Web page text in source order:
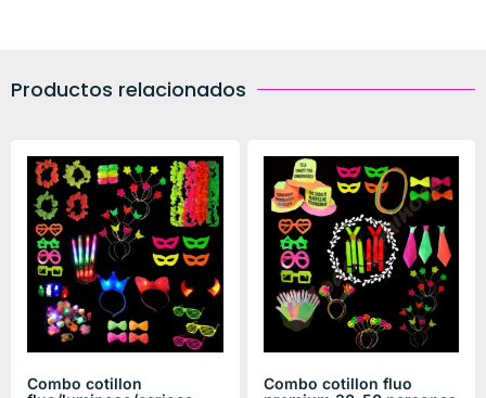
Productos relacionados
Combo cotillon
Combo cotillon fluo